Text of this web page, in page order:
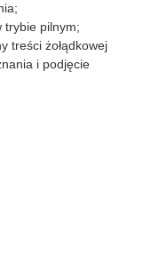
trybie pilnym;
treści żołądkowej
i podjęcie